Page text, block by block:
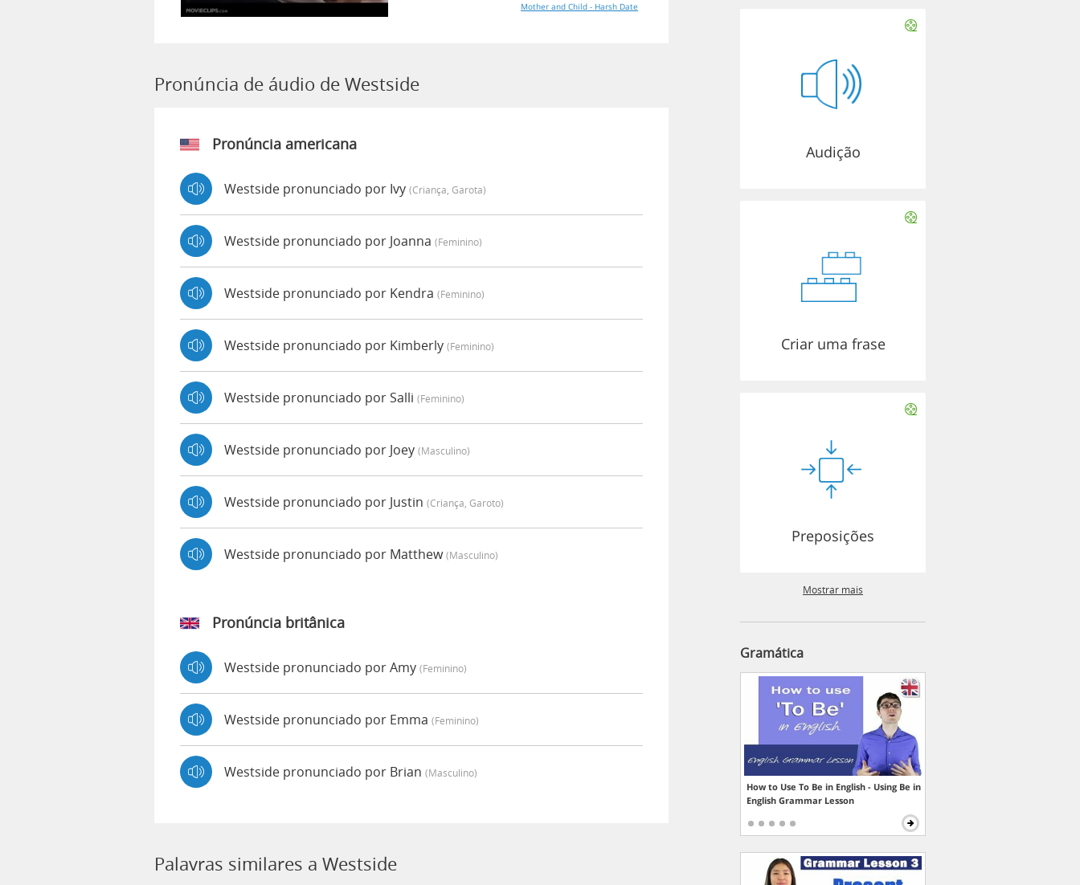
Mother and Child - Harsh Date
Pronúncia de áudio de Westside
Pronúncia americana
Westside pronunciado por Ivy (criança, Garota)
Westside pronunciado por Joanna (feminino)
Westside pronunciado por Kendra (feminino)
Westside pronunciado por Kimberly (feminino)
Westside pronunciado por Salli (feminino)
Westside pronunciado por Joey (masculino)
Westside pronunciado por Justin (criança, Garoto)
Westside pronunciado por Matthew(masculino)
Pronúncia britânica
Westside pronunciado por Amy (feminino)
Westside pronunciado por Emma (feminino)
Westside pronunciado por Brian (masculino)
Palavras similares a Westside
Audição
Criar uma frase
Preposições
Mostrar mais
Gramática
How to Use To Be in English - Using Be in
English Grammar Lesson